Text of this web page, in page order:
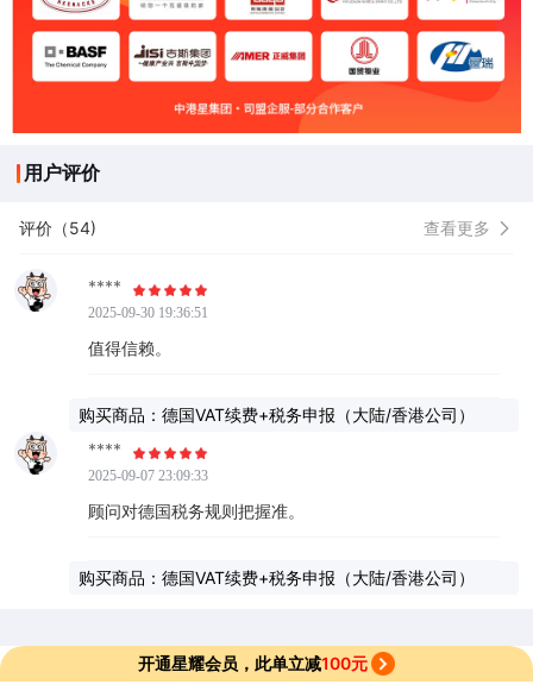
用户评价
评价（54) 查看更多
****
2025-09-30 19:36:51
值得信赖。
购买商品：德国VAT续费+税务申报（大陆/香港公司）
****
2025-09-07 23:09:33
顾问对德国税务规则把握准。
购买商品：德国VAT续费+税务申报（大陆/香港公司）
开通星耀会员，此单立减100元